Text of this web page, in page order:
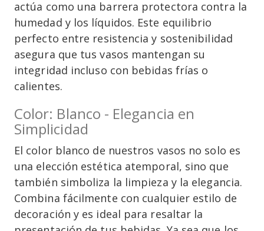
actúa como una barrera protectora contra la
humedad y los líquidos. Este equilibrio
perfecto entre resistencia y sostenibilidad
asegura que tus vasos mantengan su
integridad incluso con bebidas frías o
calientes.
Color: Blanco - Elegancia en
Simplicidad
El color blanco de nuestros vasos no solo es
una elección estética atemporal, sino que
también simboliza la limpieza y la elegancia.
Combina fácilmente con cualquier estilo de
decoración y es ideal para resaltar la